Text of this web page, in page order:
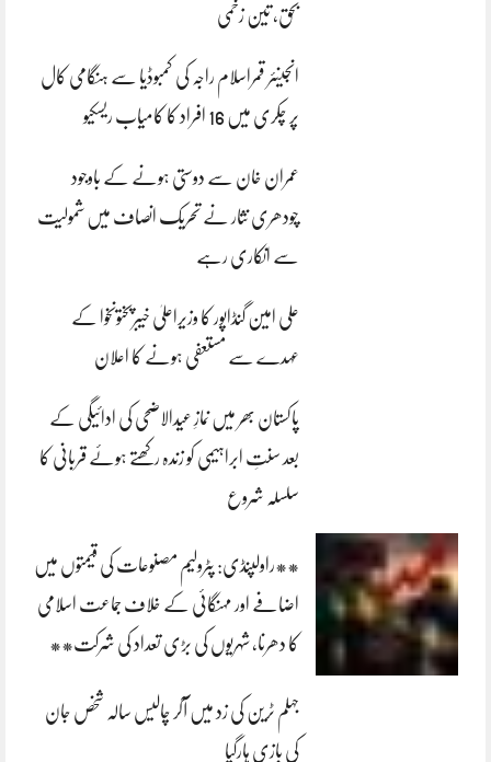
بحق، تین زخمی
انجینئر قمراسلام راجہ کی کمبوڈیا سے ہنگامی کال
پر چکری میں 16 افراد کا کامیاب ریسکیو
عمران خان سے دوستی ہونے کے باوجود
چودھری نثار نے تحریک انصاف میں شمولیت
سے انکاری رہے
علی امین گنڈاپور کا وزیراعلیٰ خیبرپختونخوا کے
عہدے سے مستعفی ہونے کا اعلان
پاکستان بھر میں نمازِ عیدالاضحی کی ادائیگی کے
بعد سنتِ ابراہیمی کو زندہ رکھتے ہوئے قربانی کا
سلسلہ شروع
**راولپنڈی: پٹرولیم مصنوعات کی قیمتوں میں
اضافے اور مہنگائی کے خلاف جماعت اسلامی
کا دھرنا، شہریوں کی بڑی تعداد کی شرکت**
جہلم ٹرین کی زد میں آکر چالیس سالہ شخص جان
کی بازی ہارگیا